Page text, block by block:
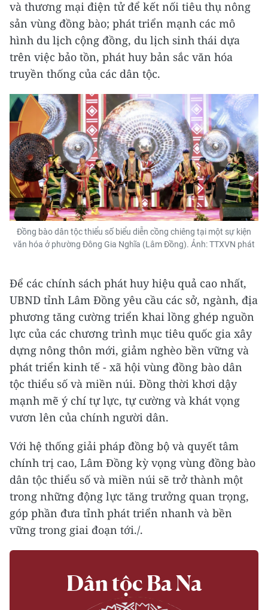
và thương mại điện tử để kết nối tiêu thụ nông
sản vùng đồng bào; phát triển mạnh các mô
hình du lịch cộng đồng, du lịch sinh thái dựa
trên việc bảo tồn, phát huy bản sắc văn hóa
truyền thống của các dân tộc.
Đồng bào dân tộc thiểu số biểu diễn cồng chiêng tại một sự kiện
văn hóa ở phường Đông Gia Nghĩa (Lâm Đồng). Ảnh: TTXVN phát
Để các chính sách phát huy hiệu quả cao nhất,
UBND tỉnh Lâm Đồng yêu cầu các sở, ngành, địa
phương tăng cường triển khai lồng ghép nguồn
lực của các chương trình mục tiêu quốc gia xây
dựng nông thôn mới, giảm nghèo bền vững và
phát triển kinh tế - xã hội vùng đồng bào dân
tộc thiểu số và miền núi. Đồng thời khơi dậy
mạnh mẽ ý chí tự lực, tự cường và khát vọng
vươn lên của chính người dân.
Với hệ thống giải pháp đồng bộ và quyết tâm
chính trị cao, Lâm Đồng kỳ vọng vùng đồng bào
dân tộc thiểu số và miền núi sẽ trở thành một
trong những động lực tăng trưởng quan trọng,
góp phần đưa tỉnh phát triển nhanh và bền
vững trong giai đoạn tới./.
Dân tộc Ba Na